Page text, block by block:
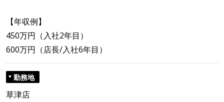
【年収例】
450万円（入社2年目）
600万円（店長/入社6年目）
勤務地
草津店